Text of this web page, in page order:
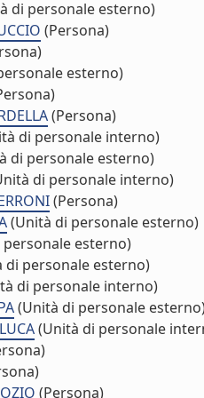
di personale esterno)
(Persona)
esterno)
(Persona)
di personale interno)
di personale esterno)
di personale interno)
(Persona)
(Unità di personale esterno)
esterno)
di personale esterno)
di personale interno)
(Unità di personale
(Unità di personale
(Persona)